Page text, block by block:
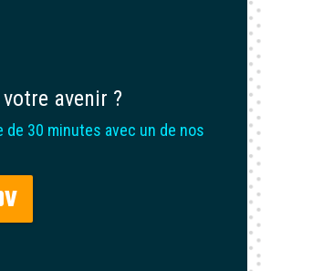
avenir ?
30 minutes avec un de nos